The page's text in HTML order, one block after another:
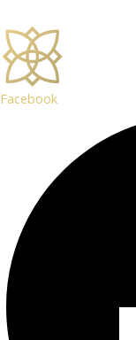
Facebook